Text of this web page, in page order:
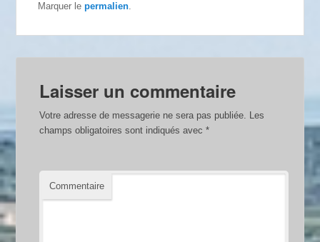
Marquer lepermalien
Laisser un commentaire
Votre adresse de messagerie ne sera pas publiée. Les
champs obligatoires sont indiqués avec*
Commentaire